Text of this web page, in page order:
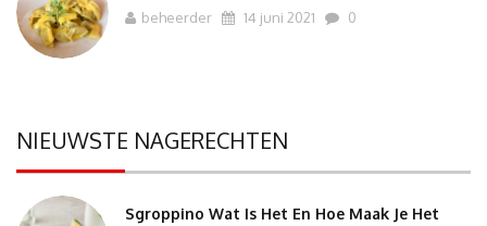
beheerder 14 juni 2021 0
NIEUWSTE NAGERECHTEN
Sgroppino Wat Is Het En Hoe Maak Je Het